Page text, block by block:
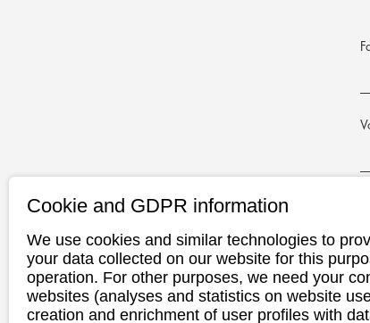
Cookie and GDPR information
We use cookies and similar technologies to
your data collected on our website for this
operation. For other purposes, we need your
websites (analyses and statistics on website
creation and enrichment of user profiles with